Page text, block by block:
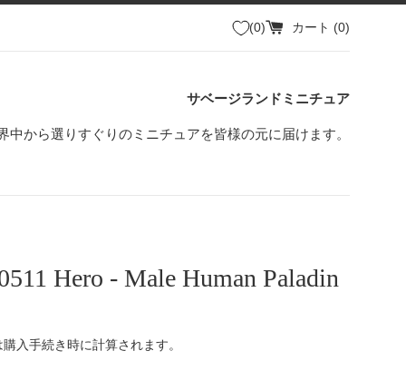
0 カート (0)
サベージランドミニチュア
中から選りすぐりのミニチュアを皆様の元に届けます。
Hero - Male Human Paladin
購入手続き時に計算されます。